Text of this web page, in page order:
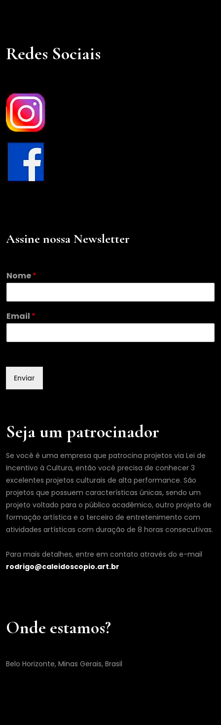
Redes Sociais
Assine nossa Newsletter
*
*
m
i
Nome*
Email *
Enviar
Seja um patrocinador
Se você é uma empresa que patrocina projetos via Lei de
Incentivo à Cultura, então você precisa de conhecer 3
excelentes projetos culturais de alta performance. São
projetos que possuem características únicas, sendo um
projeto voltado para o público acadêmico, outro projeto de
formação artística e o terceiro de entretenimento com
atividades artísticas com duração de 8 horas consecutivas.
Para mais detalhes, entre em contato através do e-mail
rodrigo@caleidoscopio.art.br
Onde estamos?
Belo Horizonte, Minas Gerais, Brasil